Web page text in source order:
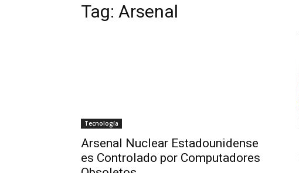
Tag: Arsenal
Tecnología
Arsenal Nuclear Estadounidense
es Controlado por Computadores